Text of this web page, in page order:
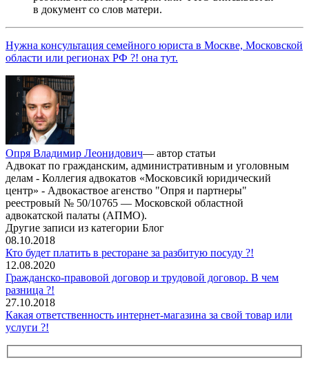
в документ со слов матери.
Нужна консультация семейного юриста в Москве, Московской
области или регионах РФ ?! она тут.
Опря Владимир Леонидович— автор статьи
Адвокат по гражданским, административным и уголовным
делам - Коллегия адвокатов «Московсикй юридический
центр» - Адвокаствое агенство "Опря и партнеры"
реестровый № 50/10765 — Московской областной
адвокатской палаты (АПМО).
Другие записи из категории Блог
08.10.2018
Кто будет платить в ресторане за разбитую посуду ?!
12.08.2020
Гражданско-правовой договор и трудовой договор. В чем
разница ?!
27.10.2018
Какая ответственность интернет-магазина за свой товар или
услуги ?!